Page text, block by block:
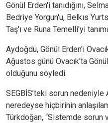
Gönül Erden'i tanıdığını,
Bedriye Yorgun'u, Belkıs
Taş'ı ve Runa Temelli'yi
Aydoğdu, Gönül Erden'i
Ağustos günü Ovacık'ta
olduğunu söyledi.
SEGBİS’teki sorun
neredeyse hiçbirinin
Türkdoğan, “Sistemde sorun